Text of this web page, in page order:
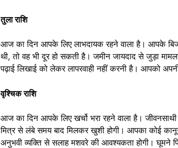
तुला राशि
आज का दिन आपके लिए लाभदायक रहने वाला है। आपके
थी, तो वह भी दूर हो सकती है। जमीन जायदाद से जुड़ा
पढ़ाई लिखाई को लेकर लापरवाही नहीं करनी है। आपको
वृश्चिक राशि
आज का दिन आपके लिए खर्चो भरा रहने वाला है।
मित्र से लंबे समय बाद मिलकर खुशी होगी। आपका कोई
अनुभवी व्यक्ति से सलाह मशवरे की आवश्यकता होगी। घूमने